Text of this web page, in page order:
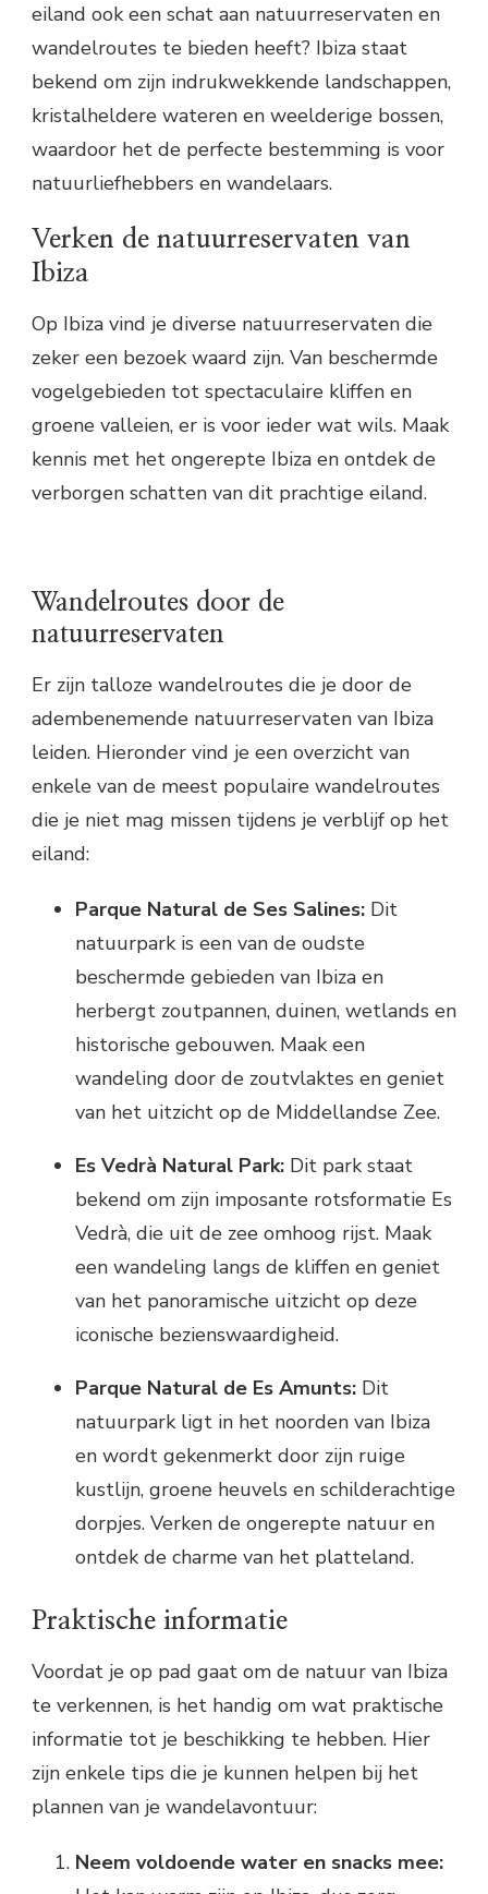
eiland ook een schat aan natuurreservaten en
wandelroutes te bieden heeft? Ibiza staat
bekend om zijn indrukwekkende landschappen,
kristalheldere wateren en weelderige bossen,
waardoor het de perfecte bestemming is voor
natuurliefhebbers en wandelaars.
Verken de natuurreservaten van
Ibiza
Op Ibiza vind je diverse natuurreservaten die
zeker een bezoek waard zijn. Van beschermde
vogelgebieden tot spectaculaire kliffen en
groene valleien, er is voor ieder wat wils. Maak
kennis met het ongerepte Ibiza en ontdek de
verborgen schatten van dit prachtige eiland.
Wandelroutes door de
natuurreservaten
Er zijn talloze wandelroutes die je door de
adembenemende natuurreservaten van Ibiza
leiden. Hieronder vind je een overzicht van
enkele van de meest populaire wandelroutes
die je niet mag missen tijdens je verblijf op het
eiland:
Parque Natural de Ses Salines: Dit
natuurpark is een van de oudste
beschermde gebieden van Ibiza en
herbergt zoutpannen, duinen, wetlands en
historische gebouwen. Maak een
wandeling door de zoutvlaktes en geniet
van het uitzicht op de Middellandse Zee.
Es Vedrà Natural Park: Dit park staat
bekend om zijn imposante rotsformatie Es
Vedrà, die uit de zee omhoog rijst. Maak
een wandeling langs de kliffen en geniet
van het panoramische uitzicht op deze
iconische bezienswaardigheid.
Parque Natural de Es Amunts: Dit
natuurpark ligt in het noorden van Ibiza
en wordt gekenmerkt door zijn ruige
kustlijn, groene heuvels en schilderachtige
dorpjes. Verken de ongerepte natuur en
ontdek de charme van het platteland.
Praktische informatie
Voordat je op pad gaat om de natuur van Ibiza
te verkennen, is het handig om wat praktische
informatie tot je beschikking te hebben. Hier
zijn enkele tips die je kunnen helpen bij het
plannen van je wandelavontuur:
Neem voldoende water en snacks mee: